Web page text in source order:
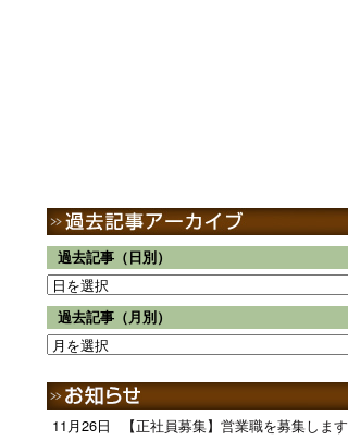
過去記事（日別）
過去記事（月別）
11月26日 【正社員募集】営業職を募集します